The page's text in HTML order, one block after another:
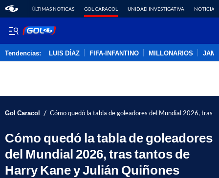
ÚLTIMAS NOTICAS GOL CARACOL UNIDAD INVESTIGATIVA NOTICIAS
Tendencias: LUIS DÍAZ FIFA-INFANTINO MILLONARIOS
Gol Caracol / Cómo quedó la tabla de goleadores del Mundial 2026, tras
Cómo quedó la tabla de goleadores
del Mundial 2026, tras tantos de
Harry Kane y Julián Quiñones